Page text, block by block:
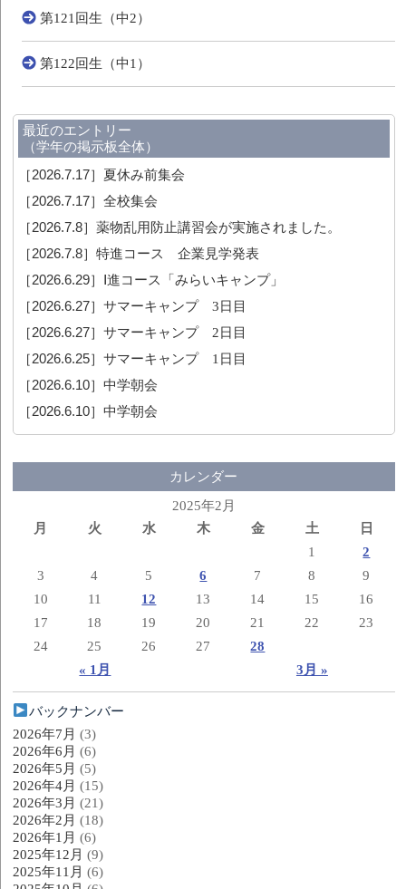
第121回生（中2）
第122回生（中1）
最近のエントリー
（学年の掲示板全体）
［2026.7.17］ 夏休み前集会
［2026.7.17］全校集会
［2026.7.8］薬物乱用防止講習会が実施されました。
［2026.7.8］特進コース 企業見学発表
［2026.6.29］ Ⅰ進コース「みらいキャンプ」
［2026.6.27］サマーキャンプ 3日目
［2026.6.27］サマーキャンプ 2日目
［2026.6.25］サマーキャンプ 1日目
［2026.6.10］中学朝会
［2026.6.10］中学朝会
カレンダー
2025年2月
月
火 水 木 金 土 日
« 1月 3月 »
1
2
3
4 5 6 7 8
9
10
11 12 13 14 15
16
17
18 19 20 21 22
23
24
25 26 27 28
バックナンバー
2026年7月 (3)
2026年6月 (6)
2026年5月 (5)
2026年4月 (15)
2026年3月 (21)
2026年2月 (18)
2026年1月 (6)
2025年12月 (9)
2025年11月 (6)